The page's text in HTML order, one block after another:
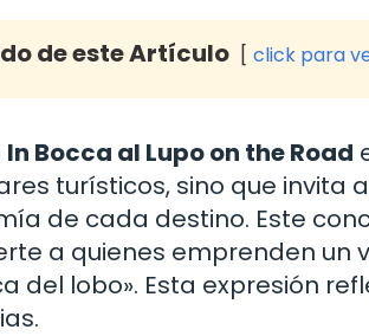
de este Artículo click para
In Bocca al Lupo on the Road
turísticos, sino que invita
de cada destino. Este
a quienes emprenden un
del lobo». Esta expresión